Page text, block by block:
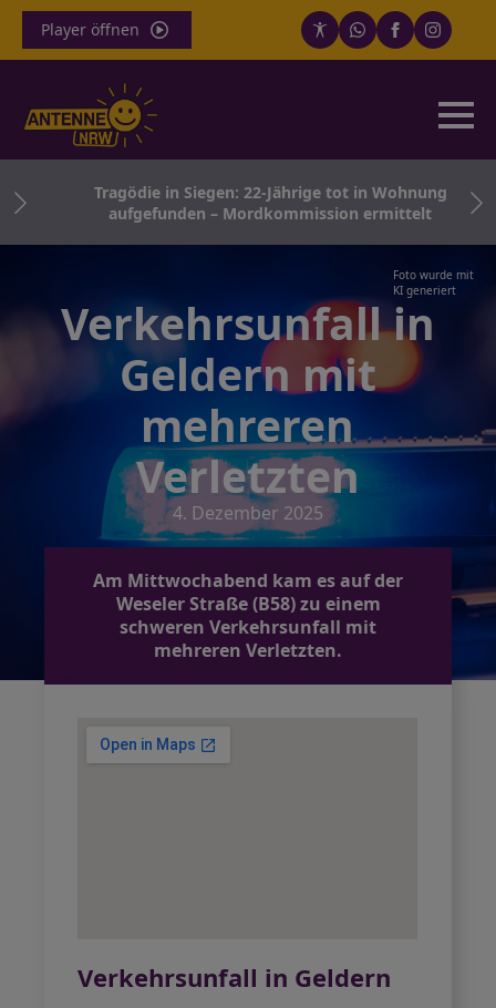
Player öffnen
Tragödie in Siegen: 22-Jährige tot in Wohnung
aufgefunden – Mordkommission ermittelt
Foto wurde mit
KI generiert
Verkehrsunfall in
Geldern mit
mehreren
Verletzten
4. Dezember 2025
Am Mittwochabend kam es auf der
Weseler Straße (B58) zu einem
schweren Verkehrsunfall mit
mehreren Verletzten.
Verkehrsunfall in Geldern